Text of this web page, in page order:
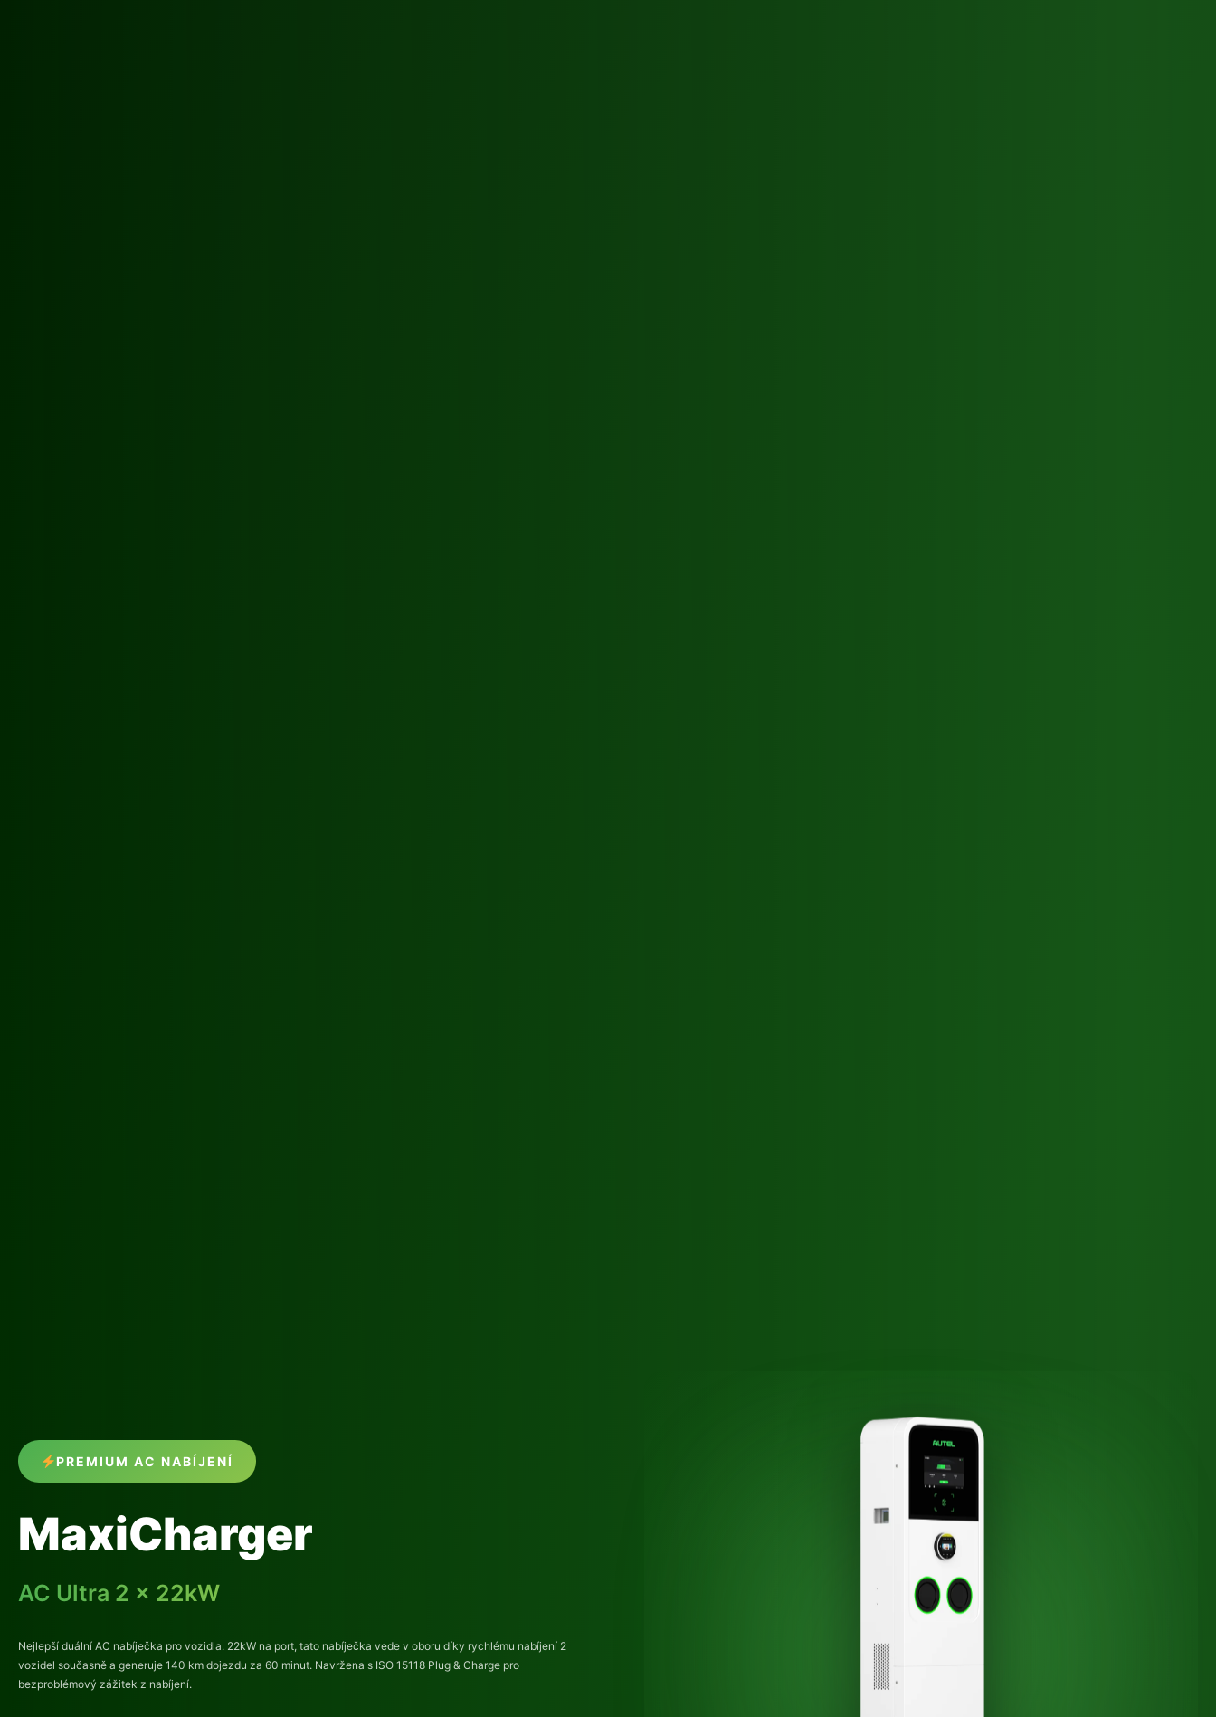
PREMIUM AC NABÍJENÍ
MaxiCharger
AC Ultra 2 × 22kW
Nejlepší duální AC nabíječka pro vozidla. 22kW na port, tato nabíječka vede v oboru díky rychlému nabíjení 2
vozidel současně a generuje 140 km dojezdu za 60 minut. Navržena s ISO 15118 Plug & Charge pro
bezproblémový zážitek z nabíjení.